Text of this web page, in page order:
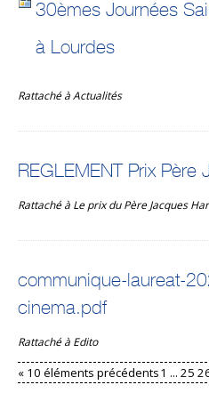
30èmes Journées
à Lourdes
Rattaché àActualités
REGLEMENT Prix
Rattaché à Le prix du Père Jacques
communique-laureat-
cinema.pdf
Rattaché à Edito
« 10 éléments précédents1 ... 25